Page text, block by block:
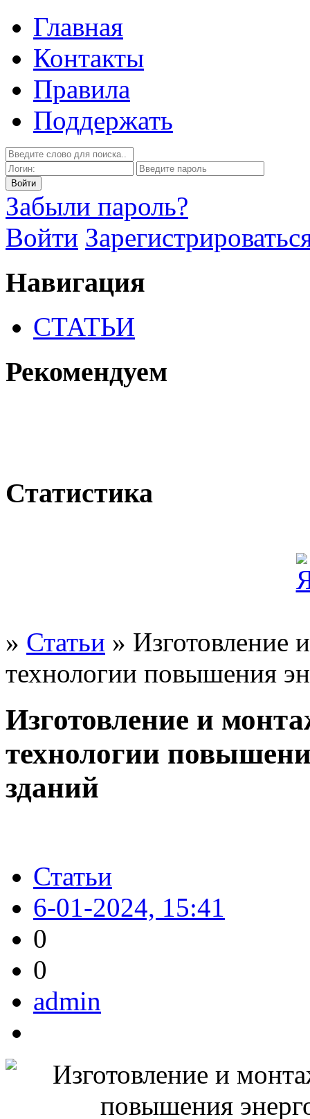
Главная
Контакты
Правила
Поддержать
Забыли пароль?
Войти
Навигация
СТАТЬИ
Рекомендуем
Статистика
» Статьи » Изготовление
технологии повышения
Изготовление и
технологии
зданий
Статьи
6-01-2024, 15:41
0
0
admin